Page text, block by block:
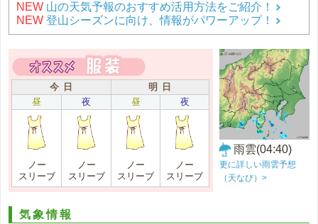
NEW 山の天気予報のおすすめ活用方法をご紹介！
NEW 登山シーズンに向け、情報がパワーアップ！
今 日
明 日
昼
夜 昼 夜
ノー
スリーブ
ノー
スリーブ
ノー
スリーブ
ノー
スリーブ
雨雲(04:40)
更に詳しい雨雲予想
（天なび）>
気象情報